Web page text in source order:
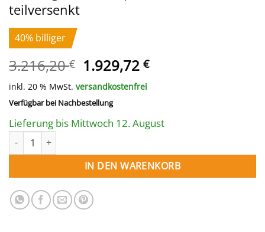
teilversenkt
40% billiger
3.216,20€ Ursprünglicher
Preis
war:
3.216,20 €
1.929,72€Aktueller
inkl. 20 % MwSt. versandkostenfrei
Verfügbar bei Nachbestellung
Lieferung bis Mittwoch 12. August
Stahlwand­poolset rund 400 x 120 cm | Poolfolie weiß 0,8 mm
IN DEN WARENKORB